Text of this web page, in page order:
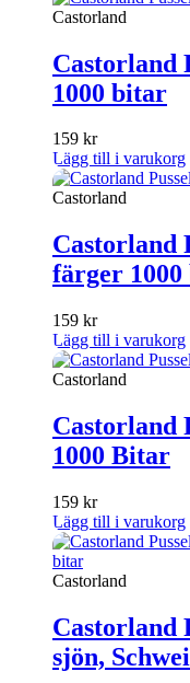
Castorland
Castorland
1000 bitar
159 kr
Lägg till i varukorg
Castorland
Castorland
färger
159 kr
Lägg till i varukorg
Castorland
Castorland
1000 Bitar
159 kr
Lägg till i varukorg
Castorland
Castorland
sjön,